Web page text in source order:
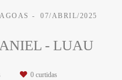
07/ABRIL/2025
- LUAU
0 curtidas